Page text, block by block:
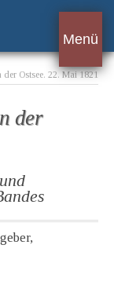
Menü
Ostsee. 22. Mai 1821
der